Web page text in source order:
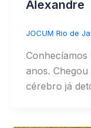
Alexandre
JOCUM Rio de
Conhecíamos
anos.
cérebro já